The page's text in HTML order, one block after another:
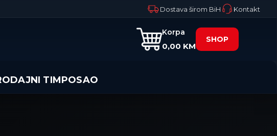
Dostava širom BiH Kontakt
Korpa
0,00 KM
SHOP
TIMPOSAO